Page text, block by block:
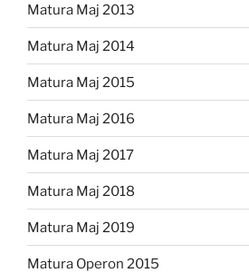
Matura Maj 2013
Matura Maj 2014
Matura Maj 2015
Matura Maj 2016
Matura Maj 2017
Matura Maj 2018
Matura Maj 2019
Matura Operon 2015